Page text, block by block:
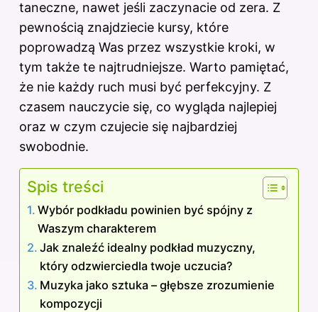
taneczne, nawet jeśli zaczynacie od zera. Z
pewnością znajdziecie kursy, które
poprowadzą Was przez wszystkie kroki, w
tym także te najtrudniejsze. Warto pamiętać,
że nie każdy ruch musi być perfekcyjny. Z
czasem nauczycie się, co wygląda najlepiej
oraz w czym czujecie się najbardziej
swobodnie.
Spis treści
Wybór podkładu powinien być spójny z
Waszym charakterem
Jak znaleźć idealny podkład muzyczny,
który odzwierciedla twoje uczucia?
Muzyka jako sztuka – głębsze zrozumienie
kompozycji